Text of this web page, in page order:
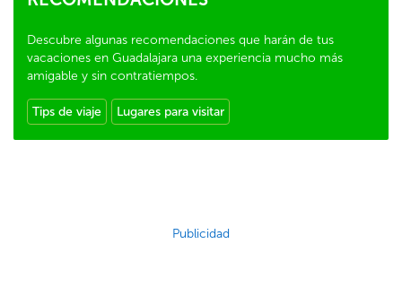
Descubre algunas recomendaciones que harán de tus
vacaciones en Guadalajara una experiencia mucho más
amigable y sin contratiempos.
Tips de viaje Lugares para visitar
Publicidad